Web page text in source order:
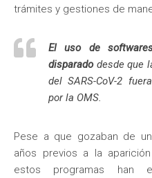
trámites y gestiones de
El uso de
disparadodesde que
del SARS-CoV-2
por la OMS.
Pese a que gozaban de
años previos a la
estos programas han